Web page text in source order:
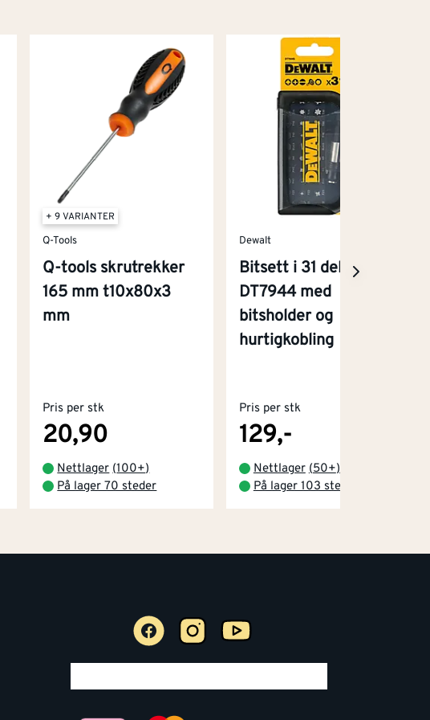
+ 9 VARIANTER
Q-Tools
Q-tools skrutrekker
165 mm t10x80x3
mm
Pris per stk
20,90
Nettlager (100+)
På lager 70 steder
Dewalt
Bitsett i 31 deler,
DT7944 med
bitsholder og
hurtigkobling
Pris per stk
129,-
Nettlager (50+)
På lager 103 steder